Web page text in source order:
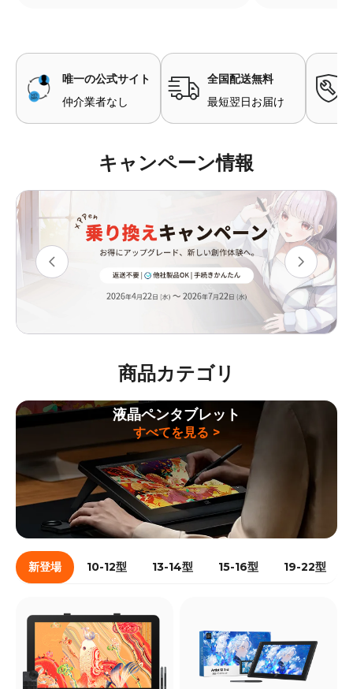
唯一の公式サイト
仲介業者なし
全国配送無料
最短翌日お届け
キャンペーン情報
商品カテゴリ
液晶ペンタブレット
すべてを見る >
新登場 10-12型 13-14型 15-16型 19-22型